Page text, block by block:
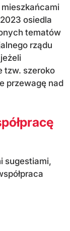
mieszkańcami
osiedla
tematów
rządu
tzw. szeroko
przewagę nad
sugestiami,